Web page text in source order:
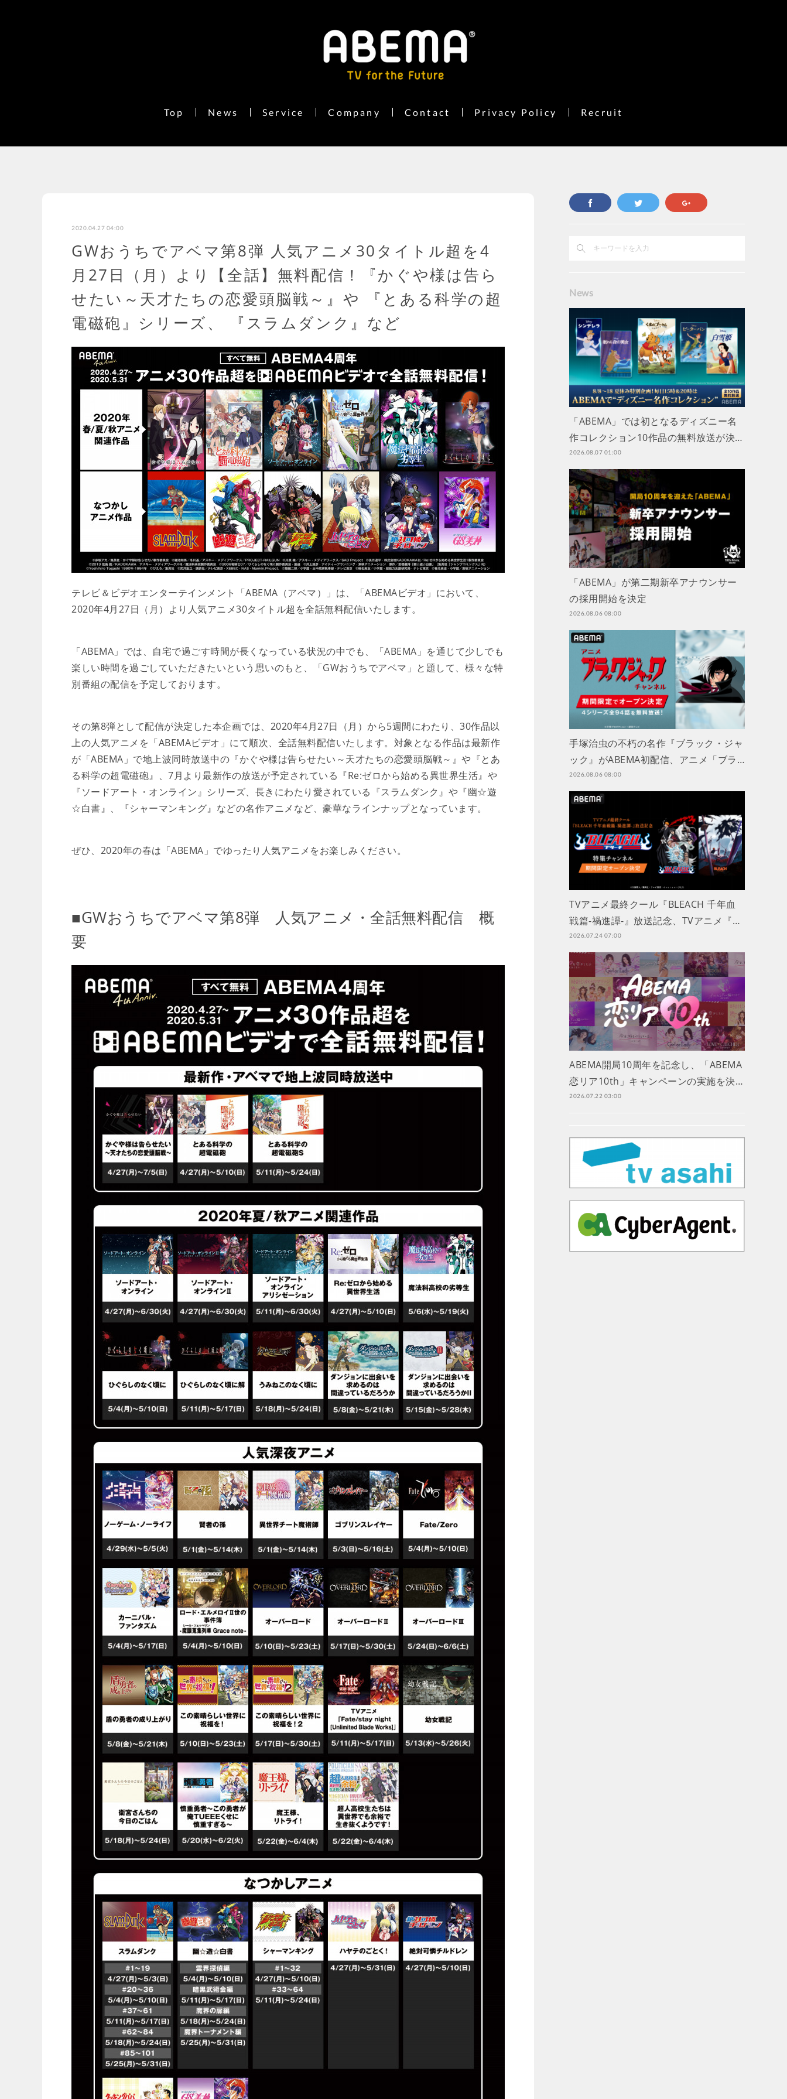
Top News Service Company Contact Privacy Policy Recruit
2020.04.27 04:00
GWおうちでアベマ第8弾 人気アニメ30タイトル超を4
月27日（月）より【全話】無料配信！『かぐや様は告ら
せたい～天才たちの恋愛頭脳戦～』や 『とある科学の超
電磁砲』シリーズ、 『スラムダンク』など
テレビ＆ビデオエンターテインメント「ABEMA（アベマ）」は、「ABEMAビデオ」において、
2020年4月27日（月）より人気アニメ30タイトル超を全話無料配信いたします。
「ABEMA」では、自宅で過ごす時間が長くなっている状況の中でも、「ABEMA」を通じて少しでも
楽しい時間を過ごしていただきたいという思いのもと、「GWおうちでアベマ」と題して、様々な特
別番組の配信を予定しております。
その第8弾として配信が決定した本企画では、2020年4月27日（月）から5週間にわたり、30作品以
上の人気アニメを「ABEMAビデオ」にて順次、全話無料配信いたします。対象となる作品は最新作
が「ABEMA」で地上波同時放送中の『かぐや様は告らせたい～天才たちの恋愛頭脳戦～』や『とあ
る科学の超電磁砲』、7月より最新作の放送が予定されている『Re:ゼロから始める異世界生活』や
『ソードアート・オンライン』シリーズ、長きにわたり愛されている『スラムダンク』や『幽☆遊
☆白書』、『シャーマンキング』などの名作アニメなど、豪華なラインナップとなっています。
ぜひ、2020年の春は「ABEMA」でゆったり人気アニメをお楽しみください。
■GWおうちでアベマ第8弾 人気アニメ・全話無料配信 概
要
News
「ABEMA」では初となるディズニー名
作コレクション10作品の無料放送が決…
2026.08.07 01:00
「ABEMA」が第二期新卒アナウンサー
の採用開始を決定
2026.08.06 08:00
手塚治虫の不朽の名作『ブラック・ジャ
ック』がABEMA初配信、アニメ「ブラ…
2026.08.06 08:00
TVアニメ最終クール『BLEACH 千年血
戦篇-禍進譚-』放送記念、TVアニメ『…
2026.07.24 07:00
ABEMA開局10周年を記念し、「ABEMA
恋リア10th」キャンペーンの実施を決…
2026.07.22 03:00